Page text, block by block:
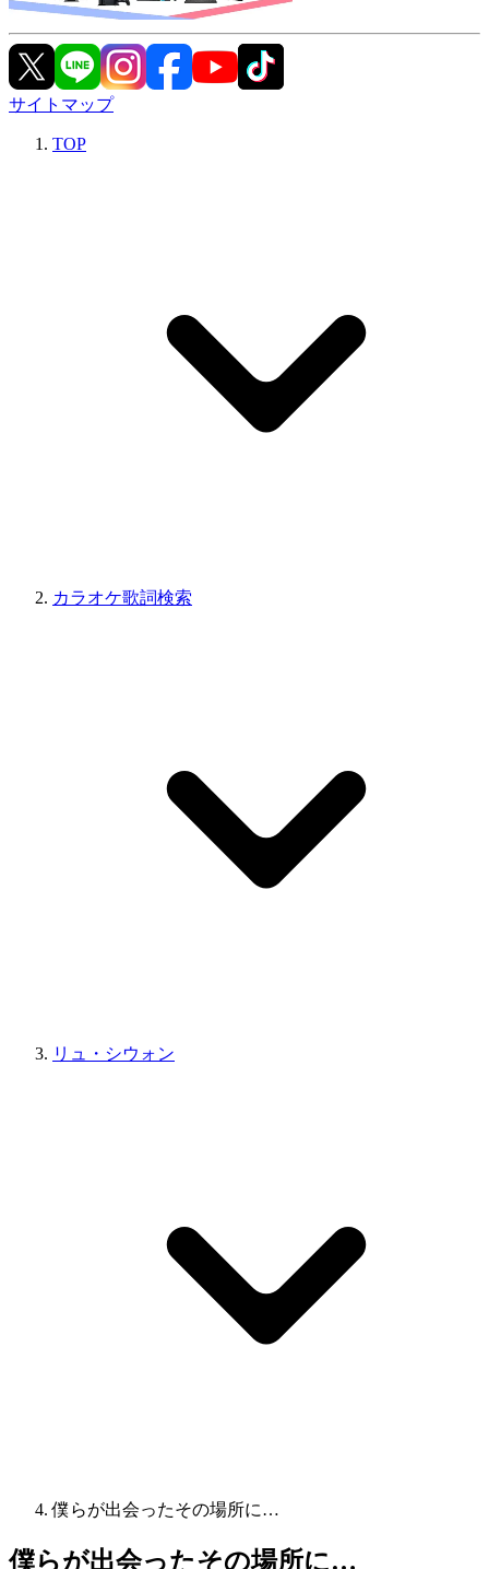
サイトマップ
TOP
カラオケ歌詞検索
リュ・シウォン
僕らが出会ったその場所に…
僕らが出会ったその場所に…